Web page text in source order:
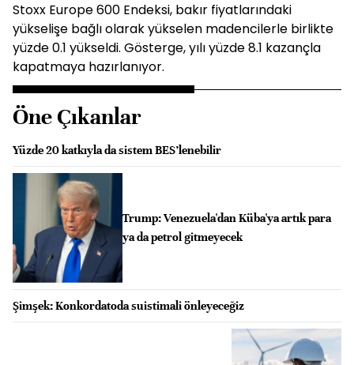
Stoxx Europe 600 Endeksi, bakır fiyatlarındaki
yükselişe bağlı olarak yükselen madencilerle birlikte
yüzde 0.1 yükseldi. Gösterge, yılı yüzde 8.1 kazançla
kapatmaya hazırlanıyor.
Öne Çıkanlar
Yüzde 20 katkıyla da sistem BES’lenebilir
Trump: Venezuela'dan Küba'ya artık para
ya da petrol gitmeyecek
Şimşek: Konkordatoda suistimali önleyeceğiz